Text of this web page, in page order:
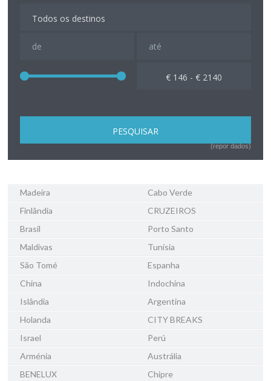
€ 146 - € 2140
(repor dados)
Madeira
Cabo Verde
Finlândia
CRUZEIROS
Brasil
Porto Santo
Maldivas
Tunísia
São Tomé
Espanha
China
Indochina
Islândia
Argentina
Holanda
CITY BREAKS
Israel
Perú
Arménia
Austrália
BENELUX
Chipre